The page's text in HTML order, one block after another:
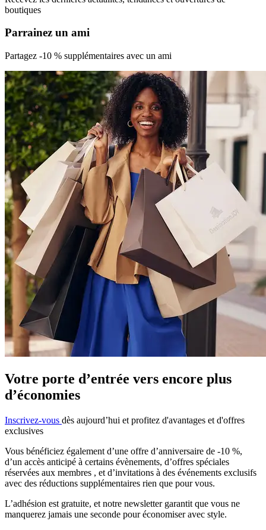
boutiques
Parrainez un ami
Partagez -10 % supplémentaires avec un ami
Votre porte d’entrée vers encore plus
d’économies
Inscrivez-vous dès aujourd’hui et profitez d'avantages et d'offres
exclusives
Vous bénéficiez également d’une offre d’anniversaire de -10 %,
d’un accès anticipé à certains évènements, d’offres spéciales
réservées aux membres , et d’invitations à des événements exclusifs
avec des réductions supplémentaires rien que pour vous.
L’adhésion est gratuite, et notre newsletter garantit que vous ne
manquerez jamais une seconde pour économiser avec style.